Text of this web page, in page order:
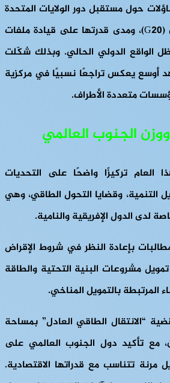
حول مستقبل دور الولايات المتحدة
داخل مجموعة العشرين (G20)، ومدى قدرتها على قيادة ملفات
الواقع الدولي الحالي. وبذلك شكّلت
أوسع يعكس تراجعًا نسبيًا في مركزية
متعددة الأطراف.
العام تركيزًا واضحًا على التحديات
التنمية، وقضايا التحول الطاقي، وهي
لدى الدول الإفريقية والنامية.
بإعادة النظر في شروط الإقراض
مشروعات البنية التحتية والطاقة
المرتبطة بالتمويل المناخي.
“الانتقال الطاقي العادل” بمساحة
مع تأكيد دول الجنوب العالمي على
مرنة تتناسب مع قدراتها الاقتصادية.